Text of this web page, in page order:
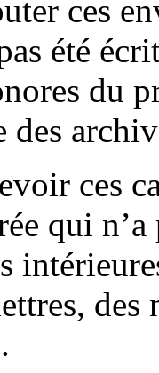
ces
été
du
des
ces
qui
des